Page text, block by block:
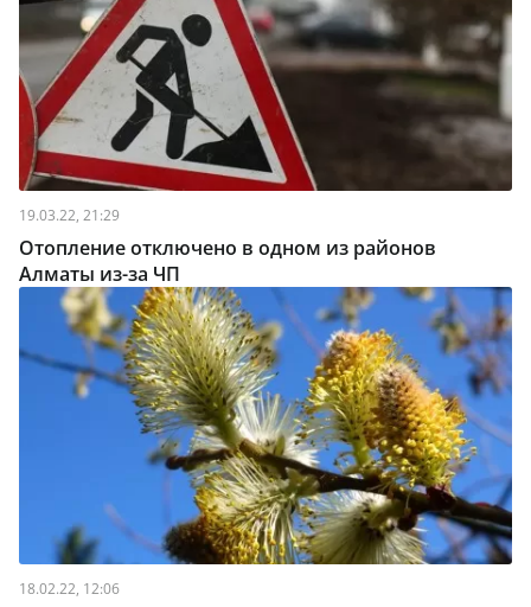
19.03.22, 21:29
Отопление отключено в одном из районов
Алматы из-за ЧП
18.02.22, 12:06